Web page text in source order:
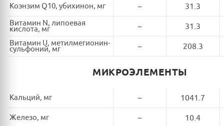
Коэнзим Q10, убихинон, мг ~ 31.3
Витамин N, липоевая
кислота, мг ~ 31.3
Витамин U, метилмегионин-
сульфоний, мг ~ 208.3
МИКРОЭЛЕМЕНТЫ
Кальций, мг ~ 1041.7
Железо, мг ~ 10.4